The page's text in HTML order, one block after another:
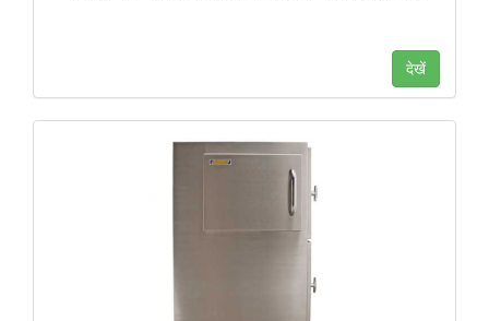
देखें